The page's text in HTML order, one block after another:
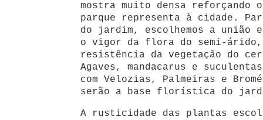
mostra muito densa reforçando
parque representa à cidade.
do jardim, escolhemos a união
o vigor da flora do semi-árido,
resistência da vegetação do
Agaves, mandacarus e
com Velozias, Palmeiras e
serão a base florística do
A rusticidade das plantas